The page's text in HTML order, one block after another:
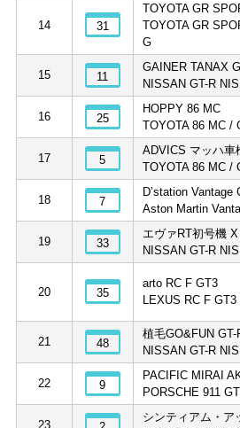
14 31
TOYOTA GR
TOYOTA GR
G
15 11
GAINER TANAX
NISSAN GT-R
16 25
HOPPY 86 MC
TOYOTA 86 MC /
17 5
ADVICS マッハ車
TOYOTA 86 MC /
18 7
D’station Vantage
Aston Martin
19 33
エヴァRT初号機
NISSAN GT-R
20 35
arto RC F GT3
LEXUS RC F GT3
21 48
植毛GO&FUN GT-
NISSAN GT-R
22 9
PACIFIC MIRAI
PORSCHE 911
23
シンティアム・ア